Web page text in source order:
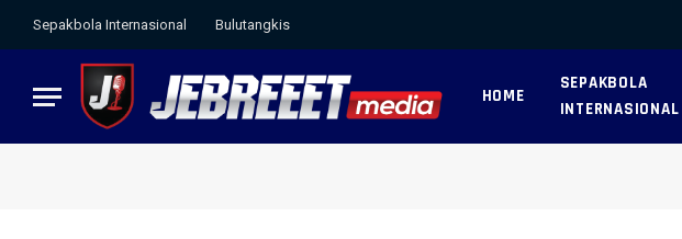
Sepakbola Internasional Bulutangkis
HOME
SEPAKBOLA
INTERNASIONAL